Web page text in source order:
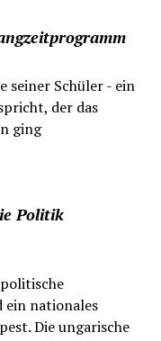
seiner Schüler - ein
der das
ging
Politik
ein nationales
Die ungarische